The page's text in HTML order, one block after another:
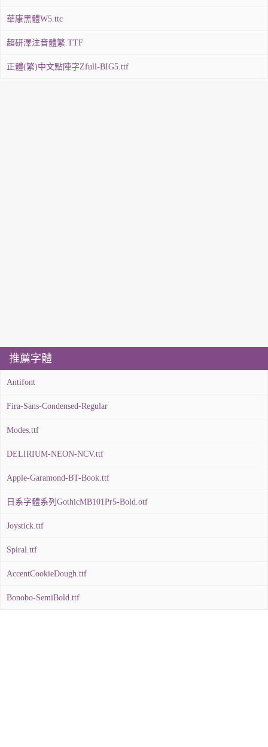
華康黑體W5.ttc
超研澤注音體繁.TTF
正體(繁)中文點陣字Zfull-BIG5.ttf
推薦字體
Antifont
Fira-Sans-Condensed-Regular
Modes.ttf
DELIRIUM-NEON-NCV.ttf
Apple-Garamond-BT-Book.ttf
日系字體系列GothicMB101Pr5-Bold.otf
Joystick.ttf
Spiral.ttf
AccentCookieDough.ttf
Bonobo-SemiBold.ttf